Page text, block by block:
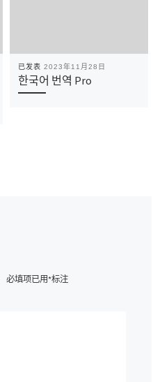
已发表 2023年11月28日
한국어 번역 Pro
必填项已用*标注